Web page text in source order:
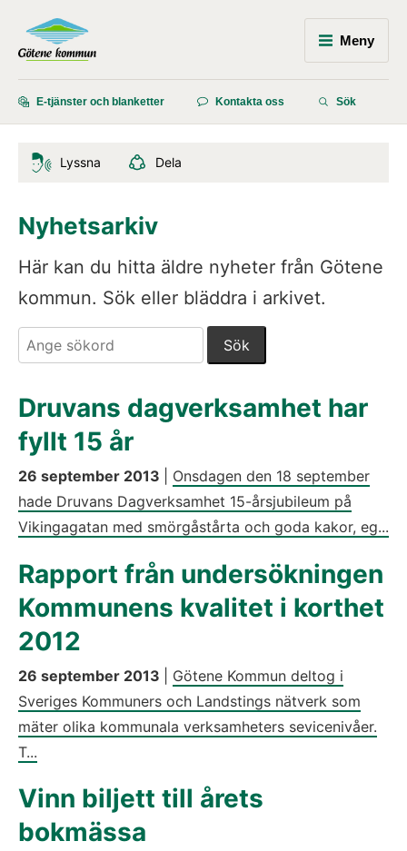
Meny
E-tjänster och blanketter Kontakta oss Sök
Lyssna Dela
Nyhetsarkiv
Här kan du hitta äldre nyheter från Götene
kommun. Sök eller bläddra i arkivet.
Druvans dagverksamhet har
fyllt 15 år
26 september 2013
Onsdagen den 18 september
hade Druvans Dagverksamhet 15-årsjubileum på
Vikingagatan med smörgåstårta och goda kakor, eg...
Rapport från undersökningen
Kommunens kvalitet i korthet
2012
26 september 2013
Götene Kommun deltog i
Sveriges Kommuners och Landstings nätverk som
mäter olika kommunala verksamheters sevicenivåer.
T...
Vinn biljett till årets
bokmässa